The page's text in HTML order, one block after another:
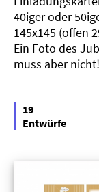
40iger oder
145x145 (offen
Ein Foto des
muss aber
19
Entwürfe